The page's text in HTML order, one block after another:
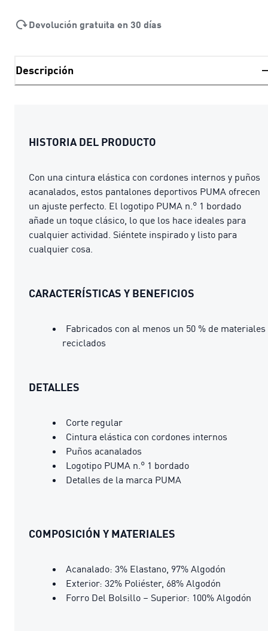
Devolución gratuita en 30 días
Descripción
HISTORIA DEL PRODUCTO
Con una cintura elástica con cordones internos y puños
acanalados, estos pantalones deportivos PUMA ofrecen
un ajuste perfecto. El logotipo PUMA n.° 1 bordado
añade un toque clásico, lo que los hace ideales para
cualquier actividad. Siéntete inspirado y listo para
cualquier cosa.
CARACTERÍSTICAS Y BENEFICIOS
Fabricados con al menos un 50 % de materiales
reciclados
DETALLES
Corte regular
Cintura elástica con cordones internos
Puños acanalados
Logotipo PUMA n.° 1 bordado
Detalles de la marca PUMA
COMPOSICIÓN Y MATERIALES
Acanalado: 3% Elastano, 97% Algodón
Exterior: 32% Poliéster, 68% Algodón
Forro Del Bolsillo – Superior: 100% Algodón